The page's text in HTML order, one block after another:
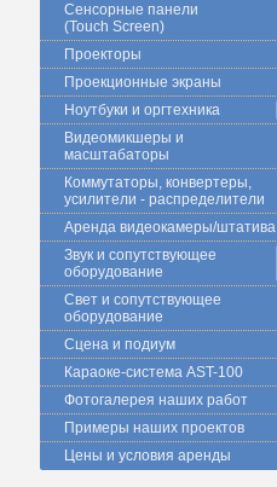
Сенсорные панели
(Touch Screen)
Проекторы
Проекционные экраны
Ноутбуки и оргтехника
Видеомикшеры и
масштабаторы
Коммутаторы, конвертеры,
усилители - распределители
Аренда видеокамеры/штатива
Звук и сопутствующее
оборудование
Свет и сопутствующее
оборудование
Сцена и подиум
Караоке-система AST-100
Фотогалерея наших работ
Примеры наших проектов
Цены и условия аренды